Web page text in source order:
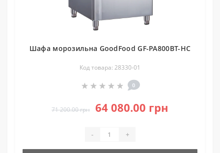
Шафа морозильна GoodFood GF-PA800BT-HC
Код товара: 28330-01
0
71 200.00 грн 64 080.00 грн
- +